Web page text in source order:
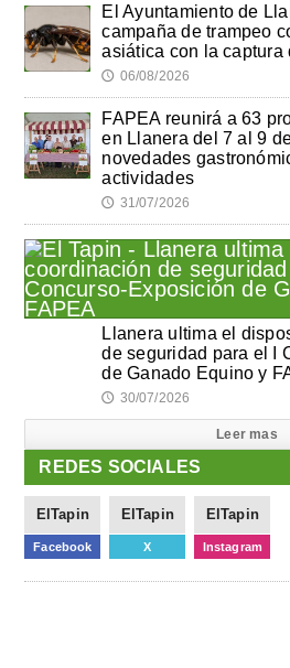
El Ayuntamiento de
campaña de trampeo
asiática con la captura
🕔 06/08/2026
FAPEA reunirá a 63
en Llanera del 7 al 9
novedades
actividades
🕔 31/07/2026
Llanera ultima el
de seguridad para el I
de Ganado Equino y
🕔 30/07/2026
Leer mas
REDES SOCIALES
ElTapin
Facebook
ElTapin
X
ElTapin
Instagram